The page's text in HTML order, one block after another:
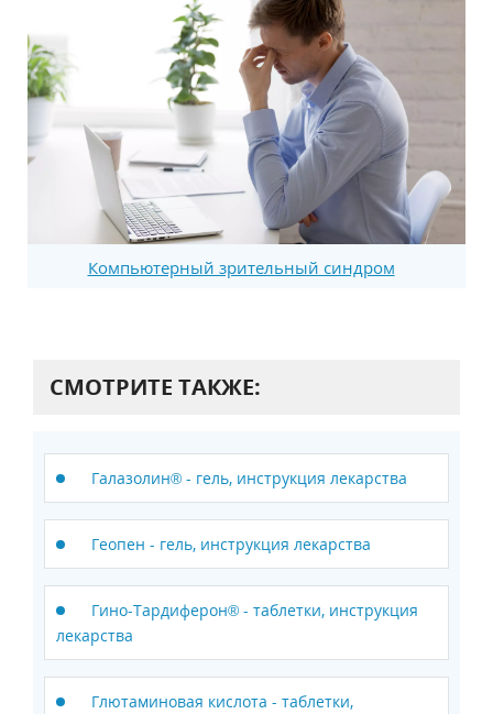
Компьютерный зрительный синдром
СМОТРИТЕ ТАКЖЕ:
Галазолин® - гель, инструкция лекарства
Геопен - гель, инструкция лекарства
Гино-Тардиферон® - таблетки, инструкция
лекарства
Глютаминовая кислота - таблетки,